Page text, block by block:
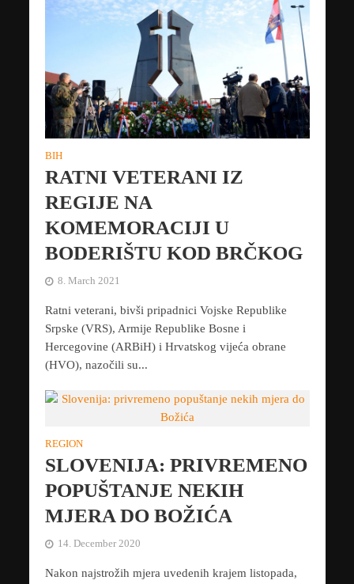
BIH
RATNI VETERANI IZ
REGIJE NA
KOMEMORACIJI U
BODERIŠTU KOD BRČKOG
8. March 2021
Ratni veterani, bivši pripadnici Vojske Republike
Srpske (VRS), Armije Republike Bosne i
Hercegovine (ARBiH) i Hrvatskog vijeća obrane
(HVO), nazočili su...
REGION
SLOVENIJA: PRIVREMENO
POPUŠTANJE NEKIH
MJERA DO BOŽIĆA
14. December 2020
Nakon najstrožih mjera uvedenih krajem listopada,